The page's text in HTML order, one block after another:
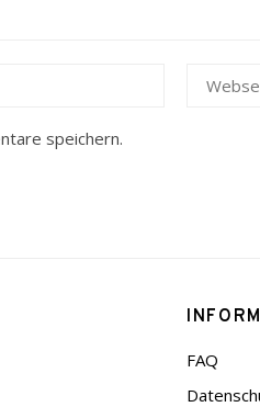
speichern.
FAQ